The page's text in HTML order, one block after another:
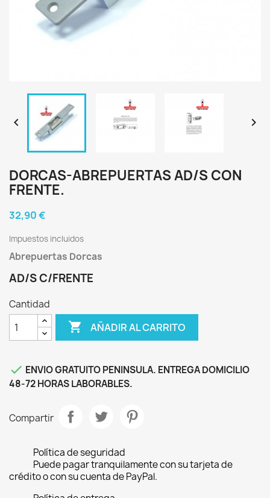
 
DORCAS-ABREPUERTAS AD/S CON
FRENTE.
32,90 €
Impuestos incluidos
Abrepuertas Dorcas
AD/S C/FRENTE
Cantidad
 AÑADIR AL CARRITO
 ENVIO GRATUITO PENINSULA. ENTREGA DOMICILIO
48-72 HORAS LABORABLES.
Compartir
Política de seguridad
Puede pagar tranquilamente con su tarjeta de
crédito o con su cuenta de PayPal.